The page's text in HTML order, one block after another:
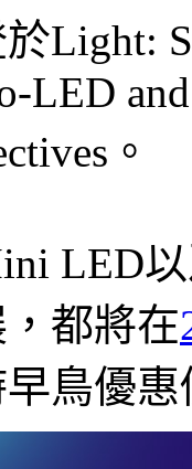
Light:
and
。
LED
都將在
鳥優